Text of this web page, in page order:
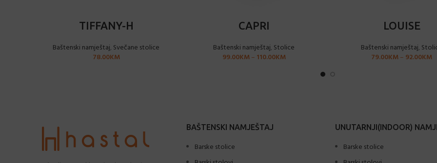
TIFFANY-H
Baštenski namještaj, Svečane stolice
78.00KM
CAPRI
Baštenski namještaj, Stolice
99.00KM– 110.00KM
LOUISE
Baštenski namještaj,
79.00KM– 92.00KM
BAŠTENSKI NAMJEŠTAJ
Barske stolice
UNUTARNJI(INDOOR)
Barske stolice